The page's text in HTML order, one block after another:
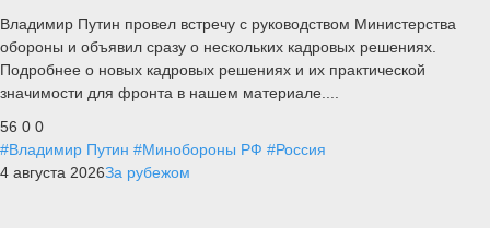
Владимир Путин провел встречу с руководством Министерства
обороны и объявил сразу о нескольких кадровых решениях.
Подробнее о новых кадровых решениях и их практической
значимости для фронта в нашем материале....
56 0 0
#Владимир Путин #Минобороны РФ #Россия
4 августа 2026За рубежом